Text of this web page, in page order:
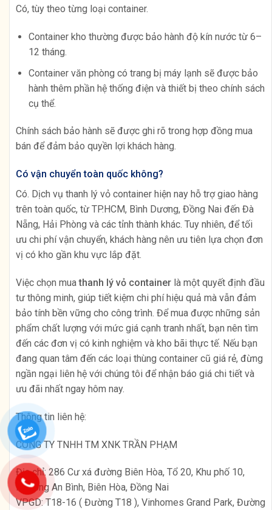
Có, tùy theo từng loại container.
Container kho thường được bảo hành độ kín nước từ 6–
12 tháng.
Container văn phòng có trang bị máy lạnh sẽ được bảo
hành thêm phần hệ thống điện và thiết bị theo chính sách
cụ thể.
Chính sách bảo hành sẽ được ghi rõ trong hợp đồng mua
bán để đảm bảo quyền lợi khách hàng.
Có vận chuyển toàn quốc không?
Có. Dịch vụ thanh lý vỏ container hiện nay hỗ trợ giao hàng
trên toàn quốc, từ TP.HCM, Bình Dương, Đồng Nai đến Đà
Nẵng, Hải Phòng và các tỉnh thành khác. Tuy nhiên, để tối
ưu chi phí vận chuyển, khách hàng nên ưu tiên lựa chọn đơn
vị có kho gần khu vực lắp đặt.
Việc chọn muathanh lý vỏ container là một quyết định đầu
tư thông minh, giúp tiết kiệm chi phí hiệu quả mà vẫn đảm
bảo tính bền vững cho công trình. Để mua được những sản
phẩm chất lượng với mức giá cạnh tranh nhất, bạn nên tìm
đến các đơn vị có kinh nghiệm và kho bãi thực tế. Nếu bạn
đang quan tâm đến các loại thùng container cũ giá rẻ, đừng
ngần ngại liên hệ với chúng tôi để nhận báo giá chi tiết và
ưu đãi nhất ngay hôm nay.
Thông tin liên hệ:
CÔNG TY TNHH TM XNK TRẦN PHẠM
Địa chỉ: 286 Cư xá đường Biên Hòa, Tổ 20, Khu phố 10,
Phường An Bình, Biên Hòa, Đồng Nai
VPGD: T18-16 ( Đường T18 ), Vinhomes Grand Park, Đường